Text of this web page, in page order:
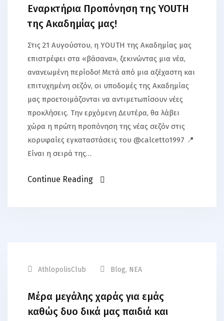
Εναρκτήρια Προπόνηση της YOUTH
της Ακαδημίας μας!
Στις 21 Αυγούστου, η YOUTH της Ακαδημίας μας
επιστρέφει στα «βάσανα», ξεκινώντας μια νέα,
ανανεωμένη περίοδο! Μετά από μια αξέχαστη και
επιτυχημένη σεζόν, οι υποδομές της Ακαδημίας
μας προετοιμάζονται να αντιμετωπίσουν νέες
προκλήσεις. Την ερχόμενη Δευτέρα, θα λάβει
χώρα η πρώτη προπόνηση της νέας σεζόν στις
κορυφαίες εγκαταστάσεις του @calcetto1997 📍
Είναι η σειρά της…
Continue Reading
AthlopolisClub Blog, ΝΕΑ
Μέρα μεγάλης χαράς για εμάς
καθώς δυο δικά μας παιδιά και